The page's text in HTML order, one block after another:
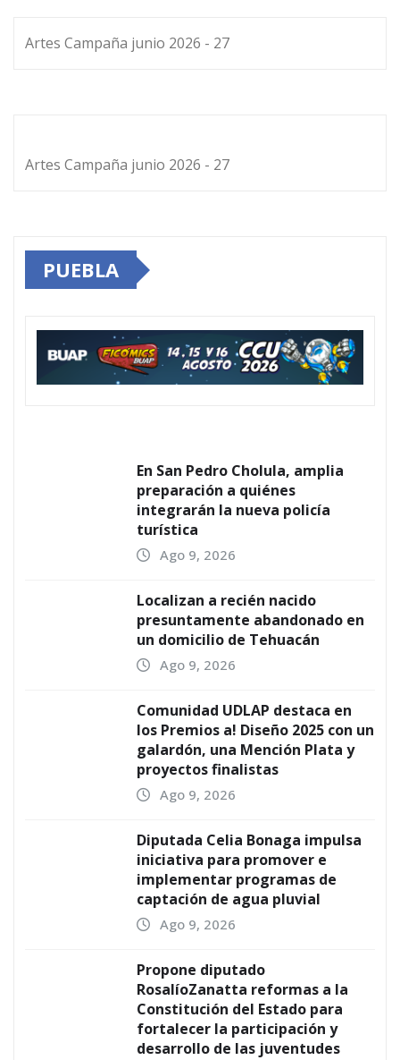
Artes Campaña junio 2026 - 27
Artes Campaña junio 2026 - 27
PUEBLA
En San Pedro Cholula, amplia
preparación a quiénes
integrarán la nueva policía
turística
Ago 9, 2026
Localizan a recién nacido
presuntamente abandonado en
un domicilio de Tehuacán
Ago 9, 2026
Comunidad UDLAP destaca en
los Premios a! Diseño 2025 con un
galardón, una Mención Plata y
proyectos finalistas
Ago 9, 2026
Diputada Celia Bonaga impulsa
iniciativa para promover e
implementar programas de
captación de agua pluvial
Ago 9, 2026
Propone diputado
RosalíoZanatta reformas a la
Constitución del Estado para
fortalecer la participación y
desarrollo de las juventudes